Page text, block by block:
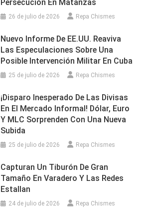
Persecución En Matanzas
26 de julio de 2026 Repa Chismes
Nuevo Informe De EE.UU. Reaviva
Las Especulaciones Sobre Una
Posible Intervención Militar En Cuba
25 de julio de 2026 Repa Chismes
¡Disparo Inesperado De Las Divisas
En El Mercado Informal! Dólar, Euro
Y MLC Sorprenden Con Una Nueva
Subida
25 de julio de 2026 Repa Chismes
Capturan Un Tiburón De Gran
Tamaño En Varadero Y Las Redes
Estallan
24 de julio de 2026 Repa Chismes